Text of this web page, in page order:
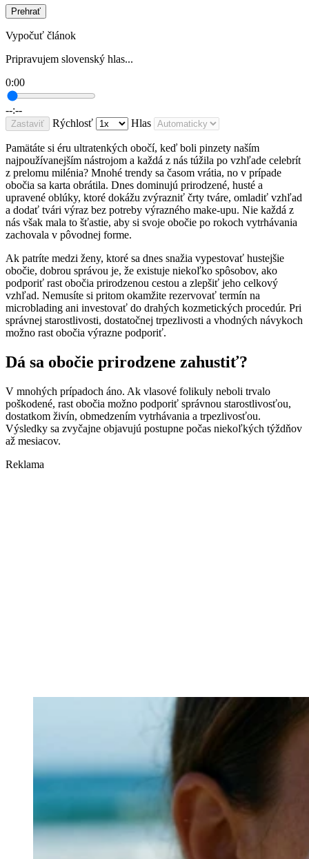
Prehrať
Vypočuť článok
Pripravujem slovenský hlas...
0:00
--:--
Zastaviť Rýchlosť Hlas
Pamätáte si éru ultratenkých obočí, keď boli pinzety naším
najpoužívanejším nástrojom a každá z nás túžila po vzhľade celebrít
z prelomu milénia? Mnohé trendy sa časom vrátia, no v prípade
obočia sa karta obrátila. Dnes dominujú prirodzené, husté a
upravené oblúky, ktoré dokážu zvýrazniť črty tváre, omladiť vzhľad
a dodať tvári výraz bez potreby výrazného make-upu. Nie každá z
nás však mala to šťastie, aby si svoje obočie po rokoch vytrhávania
zachovala v pôvodnej forme.
Ak patríte medzi ženy, ktoré sa dnes snažia vypestovať hustejšie
obočie, dobrou správou je, že existuje niekoľko spôsobov, ako
podporiť rast obočia prirodzenou cestou a zlepšiť jeho celkový
vzhľad. Nemusíte si pritom okamžite rezervovať termín na
microblading ani investovať do drahých kozmetických procedúr. Pri
správnej starostlivosti, dostatočnej trpezlivosti a vhodných návykoch
možno rast obočia výrazne podporiť.
Dá sa obočie prirodzene zahustiť?
V mnohých prípadoch áno. Ak vlasové folikuly neboli trvalo
poškodené, rast obočia možno podporiť správnou starostlivosťou,
dostatkom živín, obmedzením vytrhávania a trpezlivosťou.
Výsledky sa zvyčajne objavujú postupne počas niekoľkých týždňov
až mesiacov.
Reklama